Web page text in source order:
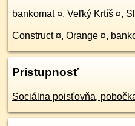
bankomat ¤, Veľký Krtíš ¤,
Construct ¤, Orange ¤,
Prístupnosť
Sociálna poisťovňa,